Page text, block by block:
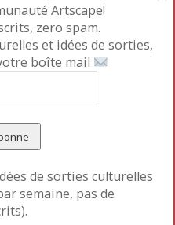
On renaît soi-même
de Vincent Pérez.
métro Château Rouge,
installé depuis des
de clichés mis en scène
le quotidien des
quartier. Rencontres
; quelques
Artscape!
zero spam.
et idées de sorties,
boîte mail
de sorties culturelles
semaine, pas de